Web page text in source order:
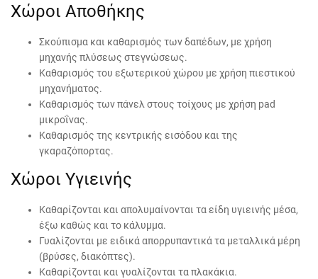
Χώροι Αποθήκης
Σκούπισμα και καθαρισμός των δαπέδων, με χρήση
μηχανής πλύσεως στεγνώσεως.
Καθαρισμός του εξωτερικού χώρου με χρήση πιεστικού
μηχανήματος.
Καθαρισμός των πάνελ στους τοίχους με χρήση pad
μικροΐνας.
Καθαρισμός της κεντρικής εισόδου και της
γκαραζόπορτας.
Χώροι Υγιεινής
Καθαρίζονται και απολυμαίνονται τα είδη υγιεινής μέσα,
έξω καθώς και το κάλυμμα.
Γυαλίζονται με ειδικά απορρυπαντικά τα μεταλλικά μέρη
(βρύσες, διακόπτες).
Καθαρίζονται και γυαλίζονται τα πλακάκια.